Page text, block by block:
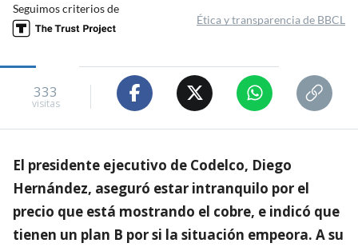
Seguimos criterios de
Ética y transparencia de BBCL
333
visitas
El presidente ejecutivo de Codelco, Diego
Hernández, aseguró estar intranquilo por el
precio que está mostrando el cobre, e indicó que
tienen un plan B por si la situación empeora. A su